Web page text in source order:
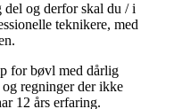
og derfor skal du / i
teknikere, med
for bøvl med dårlig
regninger der ikke
12 års erfaring.